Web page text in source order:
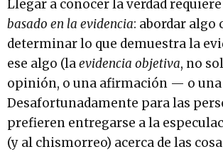
Llegar a conocer la verdad
basado en la evidencia: abordar algo
determinar lo que demuestra la
ese algo (laevidencia objetiva, no
opinión, o una afirmación — o una
Desafortunadamente para las
prefieren entregarse a la
(y al chismorreo) acerca de las